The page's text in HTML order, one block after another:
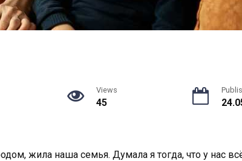
Views
45
жила наша семья. Думала я тогда, что у нас